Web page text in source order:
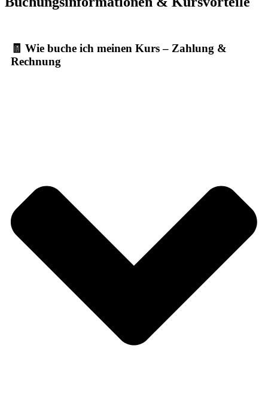
🧾 Wie buche ich meinen Kurs – Zahlung &
Rechnung